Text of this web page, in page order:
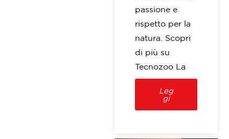
passione e
rispetto per la
natura. Scopri
di più su
Tecnozoo La
Leg
gi